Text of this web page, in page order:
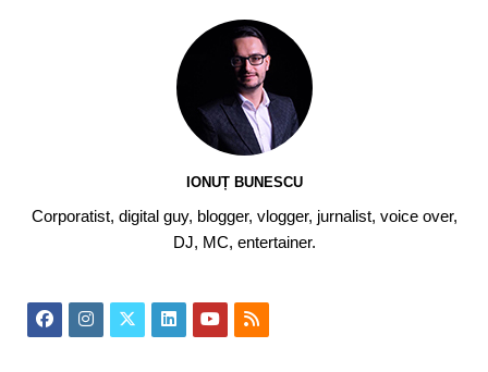
IONUȚ BUNESCU
Corporatist, digital guy, blogger, vlogger, jurnalist, voice over,
DJ, MC, entertainer.